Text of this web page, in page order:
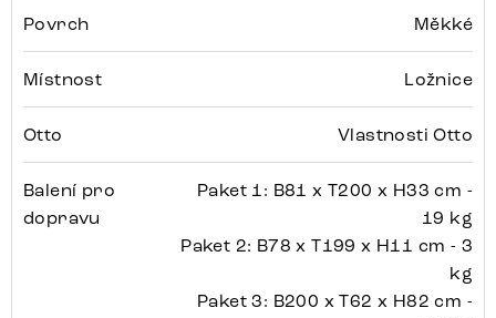
Povrch Měkké
Místnost Ložnice
Otto Vlastnosti Otto
Balení pro
dopravu
Paket 1: B81 x T200 x H33 cm -
19 kg
Paket 2: B78 x T199 x H11 cm - 3
kg
Paket 3: B200 x T62 x H82 cm -